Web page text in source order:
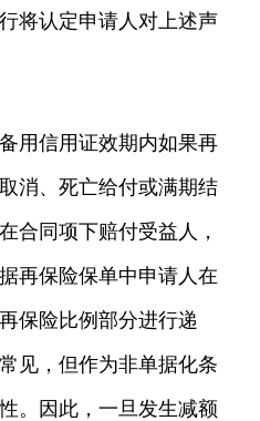
将认定申请人对上述声
用信用证效期内如果再
消、死亡给付或满期结
合同项下赔付受益人，
再保险保单中申请人在
保险比例部分进行递
见，但作为非单据化条
。因此，一旦发生减额